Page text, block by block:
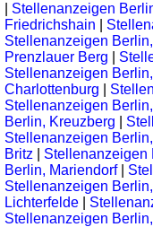
Stellenanzeigen
Friedrichshain
Stellenanzeigen
Prenzlauer Berg
Stellenanzeigen
Charlottenburg
Stellenanzeigen
Berlin, Kreuzberg
Stellenanzeigen
Britz
Stellenanzeigen
Berlin, Mariendorf|
Stellenanzeigen
Lichterfelde
Stellenanzeigen